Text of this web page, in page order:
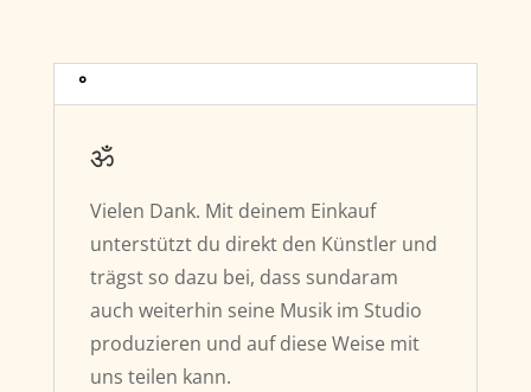
°
ॐ
Vielen Dank. Mit deinem Einkauf
unterstützt du direkt den Künstler und
trägst so dazu bei, dass sundaram
auch weiterhin seine Musik im Studio
produzieren und auf diese Weise mit
uns teilen kann.